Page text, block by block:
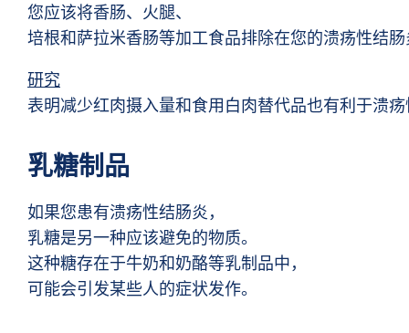
您应该将香肠、火腿、
培根和萨拉米香肠等加工食品排除在您的溃疡性结
研究
表明减少红肉摄入量和食用白肉替代品也有利于溃
乳糖制品
如果您患有溃疡性结肠炎，
乳糖是另一种应该避免的物质。
这种糖存在于牛奶和奶酪等乳制品中，
可能会引发某些人的症状发作。